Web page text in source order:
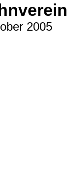
2005